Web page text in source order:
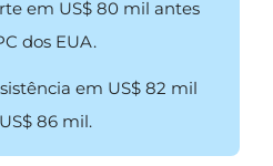
em US$ 80 mil antes
dos EUA.
em US$ 82 mil
86 mil.